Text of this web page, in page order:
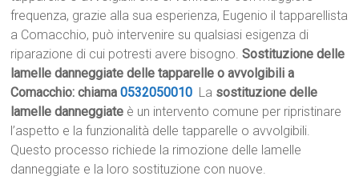
frequenza, grazie alla sua esperienza, Eugenio il tapparellista
a Comacchio, può intervenire su qualsiasi esigenza di
riparazione di cui potresti avere bisogno.Sostituzione delle
lamelle danneggiate delle tapparelle o avvolgibili a
Comacchio: chiama0532050010 La sostituzione delle
lamelle danneggiate è un intervento comune per ripristinare
l’aspetto e la funzionalità delle tapparelle o avvolgibili.
Questo processo richiede la rimozione delle lamelle
danneggiate e la loro sostituzione con nuove.